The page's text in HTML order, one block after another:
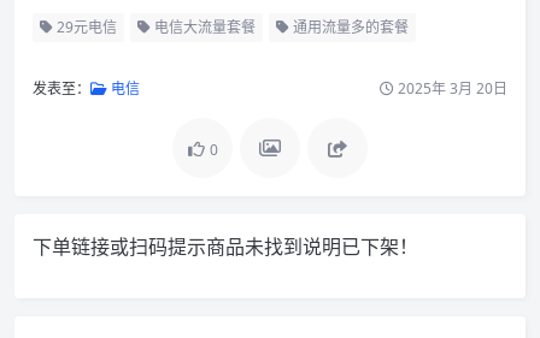
29元电信 电信大流量套餐 通用流量多的套餐
发表至： 电信 2025年 3月 20日
0
下单链接或扫码提示商品未找到说明已下架！